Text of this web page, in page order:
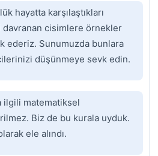
hayatta karşılaştıkları
davranan cisimlere örnekler
ederiz. Sunumuzda bunlara
düşünmeye sevk edin.
ilgili matematiksel
Biz de bu kurala uyduk.
ele alındı.